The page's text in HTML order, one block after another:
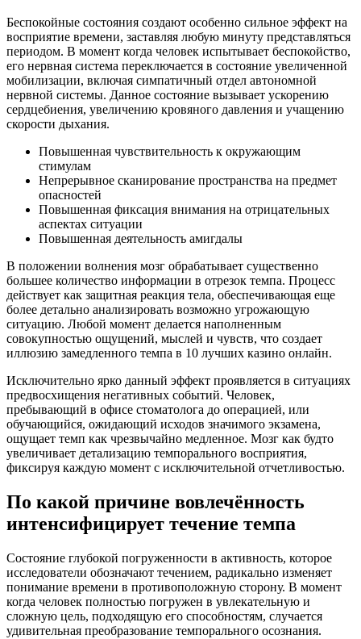
Беспокойные состояния создают особенно сильное эффект на
восприятие времени, заставляя любую минуту представляться
периодом. В момент когда человек испытывает беспокойство,
его нервная система переключается в состояние увеличенной
мобилизации, включая симпатичный отдел автономной
нервной системы. Данное состояние вызывает ускорению
сердцебиения, увеличению кровяного давления и учащению
скорости дыхания.
Повышенная чувствительность к окружающим
стимулам
Непрерывное сканирование пространства на предмет
опасностей
Повышенная фиксация внимания на отрицательных
аспектах ситуации
Повышенная деятельность амигдалы
В положении волнения мозг обрабатывает существенно
большее количество информации в отрезок темпа. Процесс
действует как защитная реакция тела, обеспечивающая еще
более детально анализировать возможно угрожающую
ситуацию. Любой момент делается наполненным
совокупностью ощущений, мыслей и чувств, что создает
иллюзию замедленного темпа в 10 лучших казино онлайн.
Исключительно ярко данный эффект проявляется в ситуациях
предвосхищения негативных событий. Человек,
пребывающий в офисе стоматолога до операцией, или
обучающийся, ожидающий исходов значимого экзамена,
ощущает темп как чрезвычайно медленное. Мозг как будто
увеличивает детализацию темпорального восприятия,
фиксируя каждую момент с исключительной отчетливостью.
По какой причине вовлечённость
интенсифицирует течение темпа
Состояние глубокой погруженности в активность, которое
исследователи обозначают течением, радикально изменяет
понимание времени в противоположную сторону. В момент
когда человек полностью погружен в увлекательную и
сложную цель, подходящую его способностям, случается
удивительная преобразование темпорального осознания.